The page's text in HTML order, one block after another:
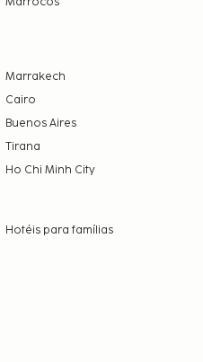
Marrakech
Cairo
Buenos Aires
Tirana
Ho Chi Minh City
Hotéis para famílias